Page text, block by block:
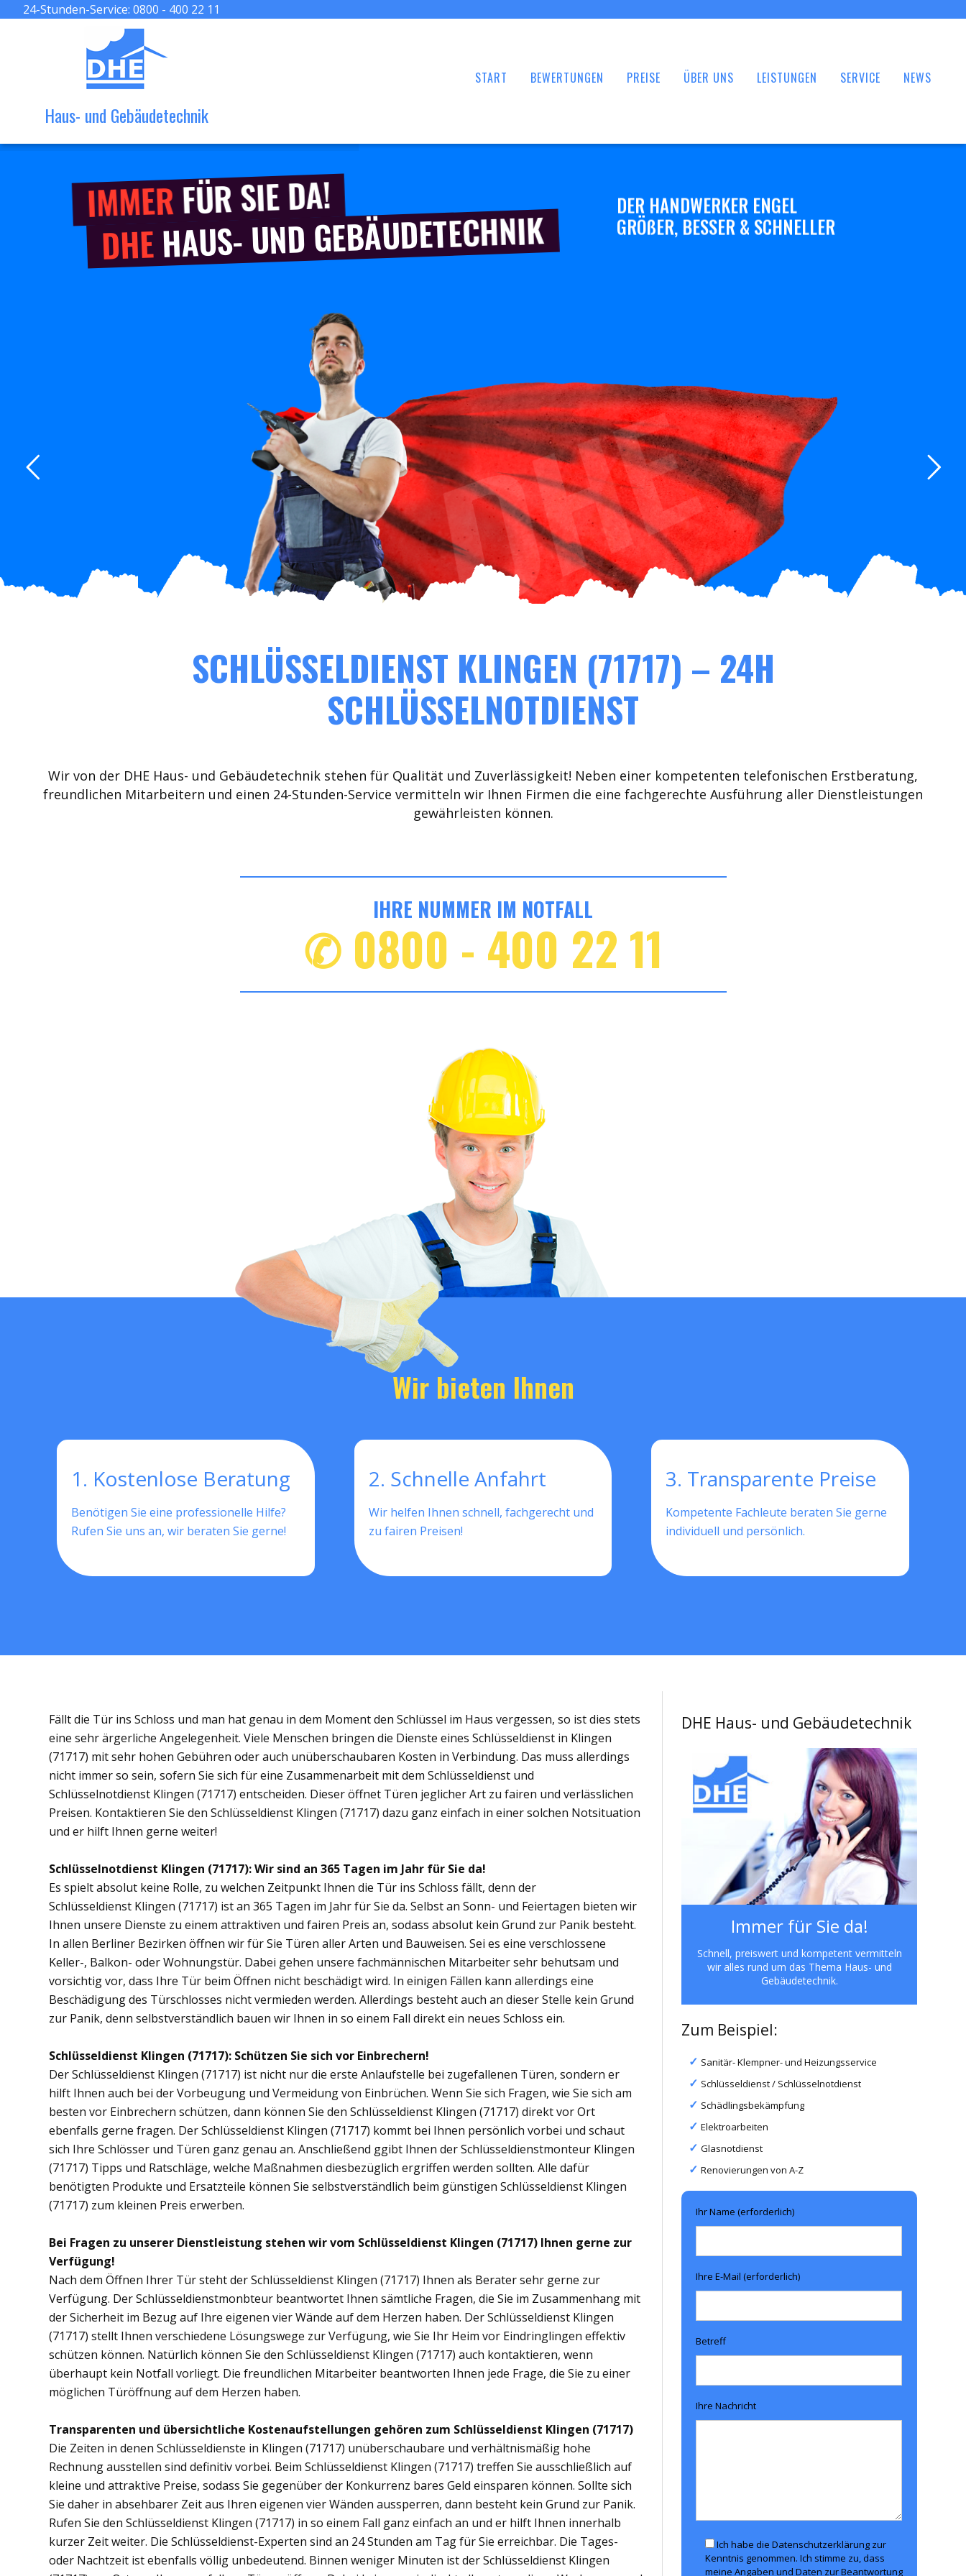
24-Stunden-Service: 0800 - 400 22 11
Haus- und Gebäudetechnik
START BEWERTUNGEN PREISE ÜBER UNS LEISTUNGEN SERVICE NEWS
IMMERFÜR SIE DA!
DHEHAUS- UND GEBÄUDETECHNIK
DER HANDWERKER ENGEL
GRÖßER, BESSER & SCHNELLER
SCHLÜSSELDIENST KLINGEN (71717) – 24H
SCHLÜSSELNOTDIENST
Wir von der DHE Haus- und Gebäudetechnik stehen für Qualität und Zuverlässigkeit! Neben einer kompetenten telefonischen Erstberatung,
freundlichen Mitarbeitern und einen 24-Stunden-Service vermitteln wir Ihnen Firmen die eine fachgerechte Ausführung aller Dienstleistungen
gewährleisten können.
IHRE NUMMER IM NOTFALL
✆ 0800 - 400 22 11
Wir bieten Ihnen
1. Kostenlose Beratung
Benötigen Sie eine professionelle Hilfe?
Rufen Sie uns an, wir beraten Sie gerne!
2. Schnelle Anfahrt
Wir helfen Ihnen schnell, fachgerecht und
zu fairen Preisen!
3. Transparente Preise
Kompetente Fachleute beraten Sie gerne
individuell und persönlich.
DHE Haus- und Gebäudetechnik
Immer für Sie da!
Schnell, preiswert und kompetent vermitteln
wir alles rund um das Thema Haus- und
Gebäudetechnik.
Zum Beispiel:
Sanitär- Klempner- und Heizungsservice
Schlüsseldienst / Schlüsselnotdienst
Schädlingsbekämpfung
Elektroarbeiten
Glasnotdienst
Renovierungen von A-Z
Ihr Name (erforderlich)
Ihre E-Mail (erforderlich)
Betreff
Ihre Nachricht
Ich habe die Datenschutzerklärung zur
Kenntnis genommen. Ich stimme zu, dass
meine Angaben und Daten zur Beantwortung
Fällt die Tür ins Schloss und man hat genau in dem Moment den Schlüssel im Haus vergessen, so ist dies stets
eine sehr ärgerliche Angelegenheit. Viele Menschen bringen die Dienste eines Schlüsseldienst in Klingen
(71717) mit sehr hohen Gebühren oder auch unüberschaubaren Kosten in Verbindung. Das muss allerdings
nicht immer so sein, sofern Sie sich für eine Zusammenarbeit mit dem Schlüsseldienst und
Schlüsselnotdienst Klingen (71717) entscheiden. Dieser öffnet Türen jeglicher Art zu fairen und verlässlichen
Preisen. Kontaktieren Sie den Schlüsseldienst Klingen (71717) dazu ganz einfach in einer solchen Notsituation
und er hilft Ihnen gerne weiter!
Schlüsselnotdienst Klingen (71717): Wir sind an 365 Tagen im Jahr für Sie da!
Es spielt absolut keine Rolle, zu welchen Zeitpunkt Ihnen die Tür ins Schloss fällt, denn der
Schlüsseldienst Klingen (71717) ist an 365 Tagen im Jahr für Sie da. Selbst an Sonn- und Feiertagen bieten wir
Ihnen unsere Dienste zu einem attraktiven und fairen Preis an, sodass absolut kein Grund zur Panik besteht.
In allen Berliner Bezirken öffnen wir für Sie Türen aller Arten und Bauweisen. Sei es eine verschlossene
Keller-, Balkon- oder Wohnungstür. Dabei gehen unsere fachmännischen Mitarbeiter sehr behutsam und
vorsichtig vor, dass Ihre Tür beim Öffnen nicht beschädigt wird. In einigen Fällen kann allerdings eine
Beschädigung des Türschlosses nicht vermieden werden. Allerdings besteht auch an dieser Stelle kein Grund
zur Panik, denn selbstverständlich bauen wir Ihnen in so einem Fall direkt ein neues Schloss ein.
Schlüsseldienst Klingen (71717): Schützen Sie sich vor Einbrechern!
Der Schlüsseldienst Klingen (71717) ist nicht nur die erste Anlaufstelle bei zugefallenen Türen, sondern er
hilft Ihnen auch bei der Vorbeugung und Vermeidung von Einbrüchen. Wenn Sie sich Fragen, wie Sie sich am
besten vor Einbrechern schützen, dann können Sie den Schlüsseldienst Klingen (71717) direkt vor Ort
ebenfalls gerne fragen. Der Schlüsseldienst Klingen (71717) kommt bei Ihnen persönlich vorbei und schaut
sich Ihre Schlösser und Türen ganz genau an. Anschließend ggibt Ihnen der Schlüsseldienstmonteur Klingen
(71717) Tipps und Ratschläge, welche Maßnahmen diesbezüglich ergriffen werden sollten. Alle dafür
benötigten Produkte und Ersatzteile können Sie selbstverständlich beim günstigen Schlüsseldienst Klingen
(71717) zum kleinen Preis erwerben.
Bei Fragen zu unserer Dienstleistung stehen wir vom Schlüsseldienst Klingen (71717) Ihnen gerne zur
Verfügung!
Nach dem Öffnen Ihrer Tür steht der Schlüsseldienst Klingen (71717) Ihnen als Berater sehr gerne zur
Verfügung. Der Schlüsseldienstmonbteur beantwortet Ihnen sämtliche Fragen, die Sie im Zusammenhang mit
der Sicherheit im Bezug auf Ihre eigenen vier Wände auf dem Herzen haben. Der Schlüsseldienst Klingen
(71717) stellt Ihnen verschiedene Lösungswege zur Verfügung, wie Sie Ihr Heim vor Eindringlingen effektiv
schützen können. Natürlich können Sie den Schlüsseldienst Klingen (71717) auch kontaktieren, wenn
überhaupt kein Notfall vorliegt. Die freundlichen Mitarbeiter beantworten Ihnen jede Frage, die Sie zu einer
möglichen Türöffnung auf dem Herzen haben.
Transparenten und übersichtliche Kostenaufstellungen gehören zum Schlüsseldienst Klingen (71717)
Die Zeiten in denen Schlüsseldienste in Klingen (71717) unüberschaubare und verhältnismäßig hohe
Rechnung ausstellen sind definitiv vorbei. Beim Schlüsseldienst Klingen (71717) treffen Sie ausschließlich auf
kleine und attraktive Preise, sodass Sie gegenüber der Konkurrenz bares Geld einsparen können. Sollte sich
Sie daher in absehbarer Zeit aus Ihren eigenen vier Wänden aussperren, dann besteht kein Grund zur Panik.
Rufen Sie den Schlüsseldienst Klingen (71717) in so einem Fall ganz einfach an und er hilft Ihnen innerhalb
kurzer Zeit weiter. Die Schlüsseldienst-Experten sind an 24 Stunden am Tag für Sie erreichbar. Die Tages-
oder Nachtzeit ist ebenfalls völlig unbedeutend. Binnen weniger Minuten ist der Schlüsseldienst Klingen